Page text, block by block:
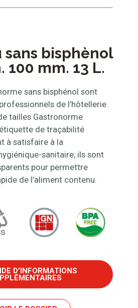
sans bisphènol
100 mm. 13 L.
sans bisphénol sont
de l’hôtellerie.
tailles Gastronorme
de traçabilité
à satisfaire à la
sanitaire; ils sont
pour permettre
de l’aliment contenu.
D'INFORMATIONS